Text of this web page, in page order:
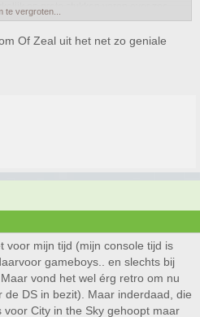
en grote stukken varen over zee
goede herinneringen aan die
disney achtige stijl. Heerlijk fris.
te vergroten...
Of Zeal uit het net zo geniale
voor mijn tijd (mijn console tijd is
gameboys.. en slechts bij
vond het wel érg retro om nu
DS in bezit). Maar inderdaad, die
City in the Sky gehoopt maar